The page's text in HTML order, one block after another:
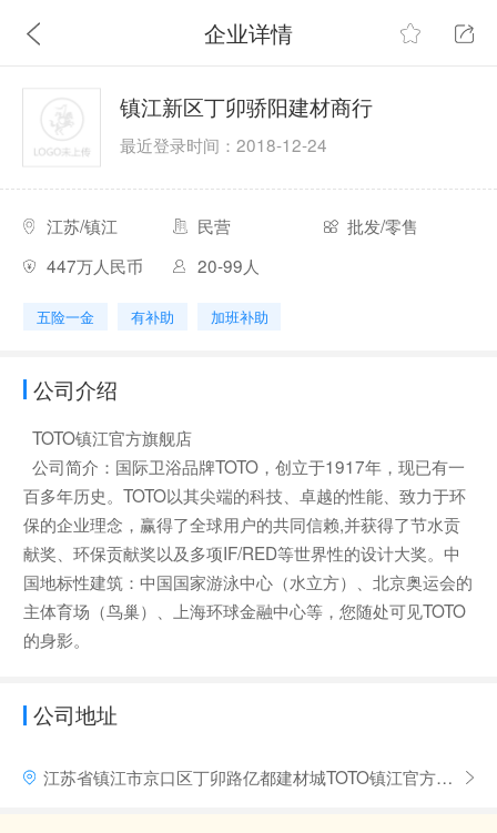
企业详情
镇江新区丁卯骄阳建材商行
最近登录时间：2018-12-24
江苏/镇江 民营
批发/零售
447万人民币
20-99人
五险一金 有补助 加班补助
公司介绍
TOTO镇江官方旗舰店
公司简介：国际卫浴品牌TOTO，创立于1917年，现已有一
百多年历史。TOTO以其尖端的科技、卓越的性能、致力于环
保的企业理念，赢得了全球用户的共同信赖,并获得了节水贡
献奖、环保贡献奖以及多项IF/RED等世界性的设计大奖。中
国地标性建筑：中国国家游泳中心（水立方）、北京奥运会的
主体育场（鸟巢）、上海环球金融中心等，您随处可见TOTO
的身影。
公司地址
江苏省镇江市京口区丁卯路亿都建材城TOTO镇江官方旗舰店